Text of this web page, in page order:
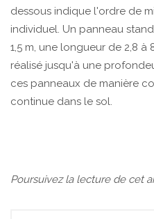
dessous indique l'ordre de
individuel. Un panneau
1,5 m, une longueur de 2,8
réalisé jusqu'à une
ces panneaux de manière
continue dans le sol.
Poursuivez la lecture de cet